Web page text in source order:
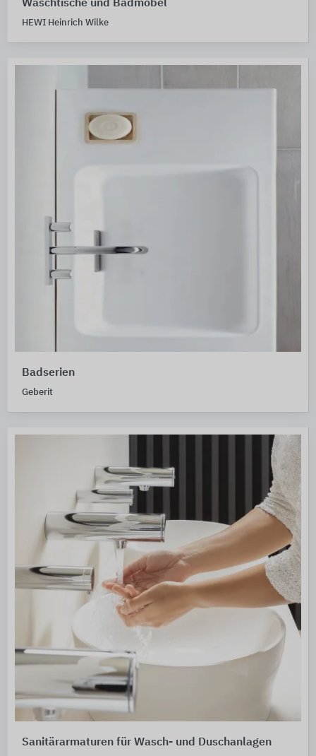
Waschtische und Badmöbel
HEWI Heinrich Wilke
Badserien
Geberit
Sanitärarmaturen für Wasch- und Duschanlagen